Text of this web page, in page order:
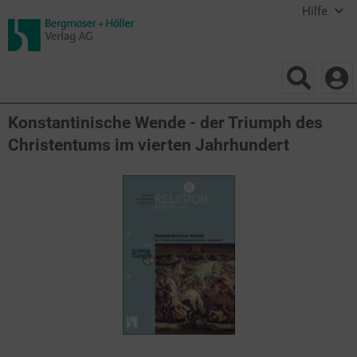
Hilfe
Konstantinische Wende - der Triumph des
Christentums im vierten Jahrhundert